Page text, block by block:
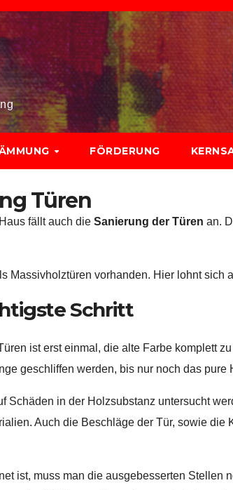
FÖRDERUNG
Türen
fällt auch die Sanierung der Türen an.
Massivholztüren vorhanden. Hier lohnt
Schritt
ist erst einmal, die alte Farbe komplett
geschliffen werden, bis nur noch das pure
Schäden in der Holzsubstanz untersucht
Auch die Beschläge der Tür, sowie
ist, muss man die ausgebesserten